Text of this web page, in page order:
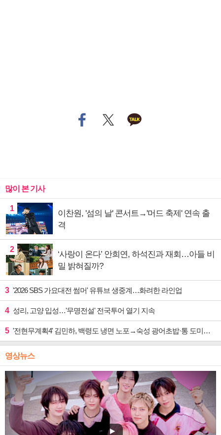
많이 본 기사
1
이찬원, '섬의 날' 콘서트→'머드 축제' 연속 출
격
2
‘사랑이 온다’ 안희연, 하석진과 재회…아들 비
밀 밝혀질까?
3 '2026 SBS 가요대전 썸머' 유튜브 생중계…화려한 라인업
4 성리, 고양 입성…'무명전설' 전국투어 열기 지속
5 '전현무계획4' 김민하, 백령도 냉면 노포→숙성 광어초밥·통 도미찜 맛집 탐방
영상뉴스